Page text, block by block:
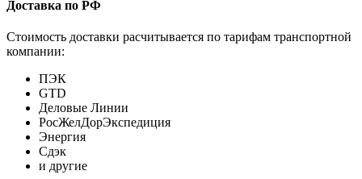
Доставка по РФ
Стоимость доставки расчитывается по тарифам транспортной
компании:
ПЭК
GTD
Деловые Линии
РосЖелДорЭкспедиция
Энергия
Сдэк
и другие